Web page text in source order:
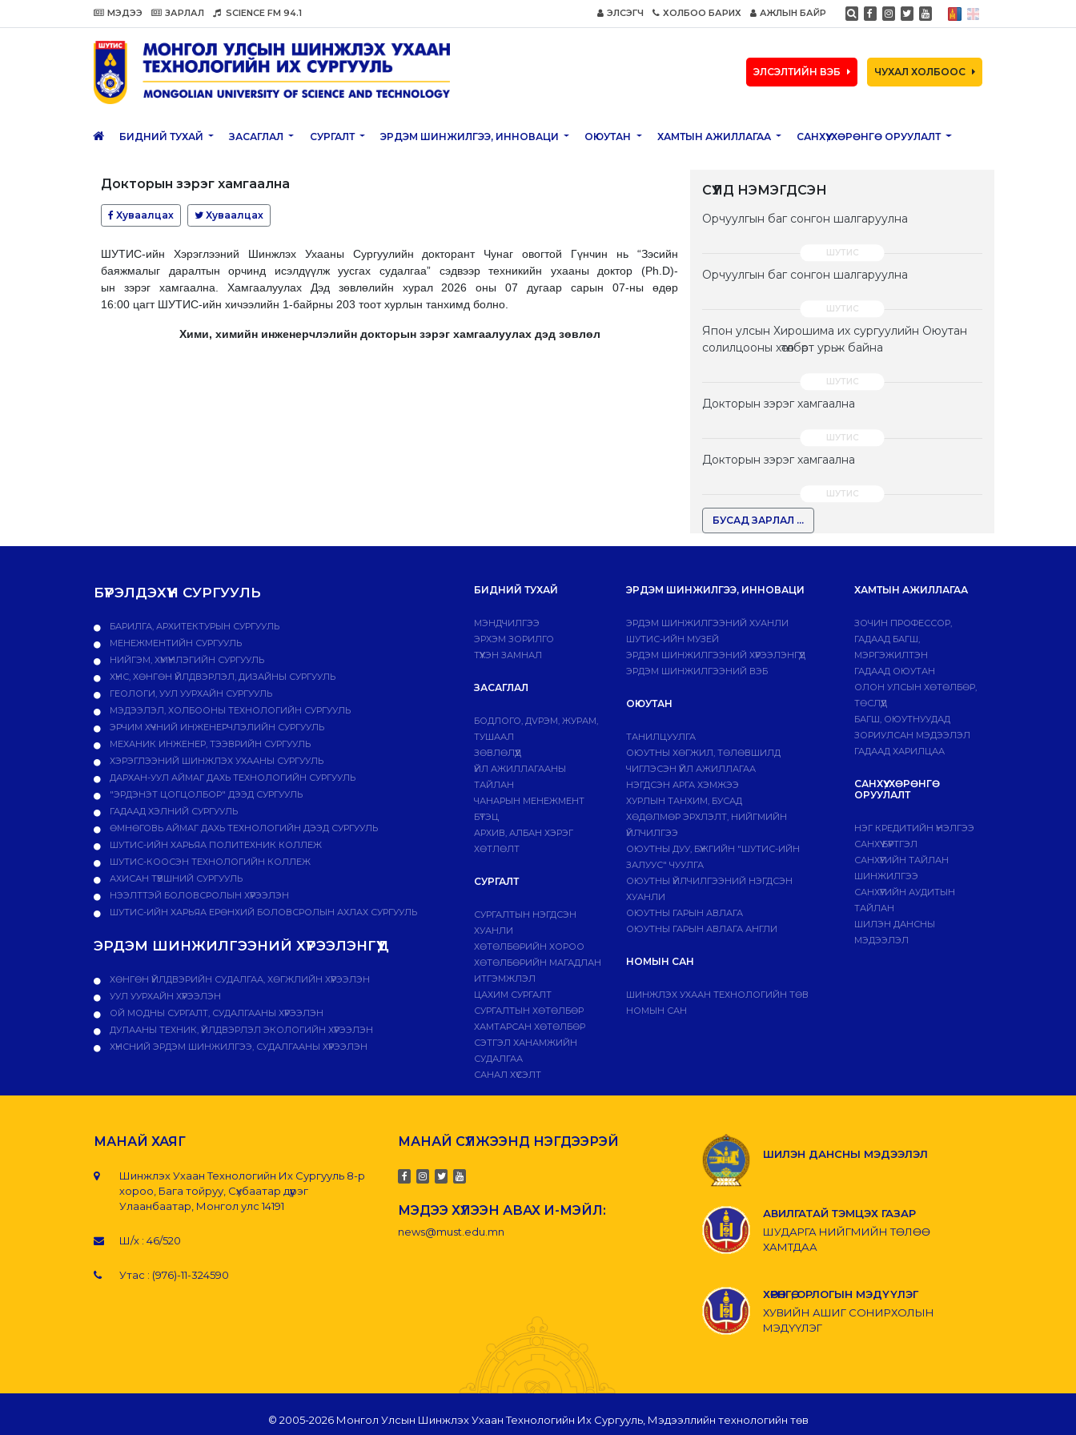
МЭДЭЭ ЗАРЛАЛ SCIENCE FM 94.1 ЭЛСЭГЧ ХОЛБОО БАРИХ АЖЛЫН БАЙР
ЭЛСЭЛТИЙН ВЭБ ЧУХАЛ ХОЛБООС
БИДНИЙ ТУХАЙ ЗАСАГЛАЛ СУРГАЛТ ЭРДЭМ ШИНЖИЛГЭЭ, ИННОВАЦИ ОЮУТАН ХАМТЫН АЖИЛЛАГАА САНХҮҮ, ХӨРӨНГӨ ОРУУЛАЛТ
Докторын зэрэг хамгаална
Хуваалцах Хуваалцах
ШУТИС-ийн Хэрэглээний Шинжлэх Ухааны Сургуулийн докторант Чунаг овогтой Гүнчин нь “Зэсийн
баяжмалыг даралтын орчинд исэлдүүлж уусгах судалгаа” сэдвээр техникийн ухааны доктор (Ph.D)-
ын зэрэг хамгаална. Хамгаалуулах Дэд зөвлөлийн хурал 2026 оны 07 дугаар сарын 07-ны өдөр
16:00 цагт ШУТИС-ийн хичээлийн 1-байрны 203 тоот хурлын танхимд болно.
Хими, химийн инженерчлэлийн докторын зэрэг хамгаалуулах дэд зөвлөл
СҮҮЛД НЭМЭГДСЭН
Орчуулгын баг сонгон шалгаруулна
Орчуулгын баг сонгон шалгаруулна
Япон улсын Хирошима их сургуулийн Оюутан
солилцооны хөтөлбөрт урьж байна
Докторын зэрэг хамгаална
Докторын зэрэг хамгаална
БУСАД ЗАРЛАЛ ...
БҮРЭЛДЭХҮҮН СУРГУУЛЬ
БАРИЛГА, АРХИТЕКТУРЫН СУРГУУЛЬ
МЕНЕЖМЕНТИЙН СУРГУУЛЬ
НИЙГЭМ, ХҮМҮҮНЛЭГИЙН СУРГУУЛЬ
ХҮНС, ХӨНГӨН ҮЙЛДВЭРЛЭЛ, ДИЗАЙНЫ СУРГУУЛЬ
ГЕОЛОГИ, УУЛ УУРХАЙН СУРГУУЛЬ
МЭДЭЭЛЭЛ, ХОЛБООНЫ ТЕХНОЛОГИЙН СУРГУУЛЬ
ЭРЧИМ ХҮЧНИЙ ИНЖЕНЕРЧЛЭЛИЙН СУРГУУЛЬ
МЕХАНИК ИНЖЕНЕР, ТЭЭВРИЙН СУРГУУЛЬ
ХЭРЭГЛЭЭНИЙ ШИНЖЛЭХ УХААНЫ СУРГУУЛЬ
ДАРХАН-УУЛ АЙМАГ ДАХЬ ТЕХНОЛОГИЙН СУРГУУЛЬ
"ЭРДЭНЭТ ЦОГЦОЛБОР" ДЭЭД СУРГУУЛЬ
ГАДААД ХЭЛНИЙ СУРГУУЛЬ
ӨМНӨГОВЬ АЙМАГ ДАХЬ ТЕХНОЛОГИЙН ДЭЭД СУРГУУЛЬ
ШУТИС-ИЙН ХАРЬЯА ПОЛИТЕХНИК КОЛЛЕЖ
ШУТИС-КООСЭН ТЕХНОЛОГИЙН КОЛЛЕЖ
АХИСАН ТҮВШНИЙ СУРГУУЛЬ
НЭЭЛТТЭЙ БОЛОВСРОЛЫН ХҮРЭЭЛЭН
ШУТИС-ИЙН ХАРЬЯА ЕРӨНХИЙ БОЛОВСРОЛЫН АХЛАХ СУРГУУЛЬ
ЭРДЭМ ШИНЖИЛГЭЭНИЙ ХҮРЭЭЛЭНГҮҮД
ХӨНГӨН ҮЙЛДВЭРИЙН СУДАЛГАА, ХӨГЖЛИЙН ХҮРЭЭЛЭН
УУЛ УУРХАЙН ХҮРЭЭЛЭН
ОЙ МОДНЫ СУРГАЛТ, СУДАЛГААНЫ ХҮРЭЭЛЭН
ДУЛААНЫ ТЕХНИК, ҮЙЛДВЭРЛЭЛ ЭКОЛОГИЙН ХҮРЭЭЛЭН
ХҮНСНИЙ ЭРДЭМ ШИНЖИЛГЭЭ, СУДАЛГААНЫ ХҮРЭЭЛЭН
БИДНИЙ ТУХАЙ
МЭНДЧИЛГЭЭ
ЭРХЭМ ЗОРИЛГО
ТҮҮХЭН ЗАМНАЛ
ЗАСАГЛАЛ
БОДЛОГО, ДVРЭМ, ЖУРАМ,
ТУШААЛ
ЗӨВЛӨЛҮҮД
ҮЙЛ АЖИЛЛАГААНЫ
ТАЙЛАН
ЧАНАРЫН МЕНЕЖМЕНТ
БҮТЭЦ
АРХИВ, АЛБАН ХЭРЭГ
ХӨТЛӨЛТ
СУРГАЛТ
СУРГАЛТЫН НЭГДСЭН
ХУАНЛИ
ХӨТӨЛБӨРИЙН ХОРОО
ХӨТӨЛБӨРИЙН МАГАДЛАН
ИТГЭМЖЛЭЛ
ЦАХИМ СУРГАЛТ
СУРГАЛТЫН ХӨТӨЛБӨР
ХАМТАРСАН ХӨТӨЛБӨР
СЭТГЭЛ ХАНАМЖИЙН
СУДАЛГАА
САНАЛ ХҮСЭЛТ
ЭРДЭМ ШИНЖИЛГЭЭ, ИННОВАЦИ
ЭРДЭМ ШИНЖИЛГЭЭНИЙ ХУАНЛИ
ШУТИС-ИЙН МУЗЕЙ
ЭРДЭМ ШИНЖИЛГЭЭНИЙ ХҮРЭЭЛЭНГҮҮД
ЭРДЭМ ШИНЖИЛГЭЭНИЙ ВЭБ
ОЮУТАН
ТАНИЛЦУУЛГА
ОЮУТНЫ ХӨГЖИЛ, ТӨЛӨВШИЛД
ЧИГЛЭСЭН ҮЙЛ АЖИЛЛАГАА
НЭГДСЭН АРГА ХЭМЖЭЭ
ХУРЛЫН ТАНХИМ, БУСАД
ХӨДӨЛМӨР ЭРХЛЭЛТ, НИЙГМИЙН
ҮЙЛЧИЛГЭЭ
ОЮУТНЫ ДУУ, БҮЖГИЙН "ШУТИС-ИЙН
ЗАЛУУС" ЧУУЛГА
ОЮУТНЫ ҮЙЛЧИЛГЭЭНИЙ НЭГДСЭН
ХУАНЛИ
ОЮУТНЫ ГАРЫН АВЛАГА
ОЮУТНЫ ГАРЫН АВЛАГА АНГЛИ
НОМЫН САН
ШИНЖЛЭХ УХААН ТЕХНОЛОГИЙН ТӨВ
НОМЫН САН
ХАМТЫН АЖИЛЛАГАА
ЗОЧИН ПРОФЕССОР,
ГАДААД БАГШ,
МЭРГЭЖИЛТЭН
ГАДААД ОЮУТАН
ОЛОН УЛСЫН ХӨТӨЛБӨР,
ТӨСЛҮҮД
БАГШ, ОЮУТНУУДАД
ЗОРИУЛСАН МЭДЭЭЛЭЛ
ГАДААД ХАРИЛЦАА
САНХҮҮ, ХӨРӨНГӨ
ОРУУЛАЛТ
НЭГ КРЕДИТИЙН ҮНЭЛГЭЭ
САНХҮҮ БҮРТГЭЛ
САНХҮҮГИЙН ТАЙЛАН
ШИНЖИЛГЭЭ
САНХҮҮГИЙН АУДИТЫН
ТАЙЛАН
ШИЛЭН ДАНСНЫ
МЭДЭЭЛЭЛ
МАНАЙ ХАЯГ
Шинжлэх Ухаан Технологийн Их Сургууль 8-р
хороо, Бага тойруу, Сүхбаатар дүүрэг
Улаанбаатар, Монгол улс 14191
Ш/х : 46/520
Утас : (976)-11-324590
МАНАЙ СҮЛЖЭЭНД НЭГДЭЭРЭЙ
МЭДЭЭ ХҮЛЭЭН АВАХ И-МЭЙЛ:
news@must.edu.mn
ШИЛЭН ДАНСНЫ МЭДЭЭЛЭЛ
АВИЛГАТАЙ ТЭМЦЭХ ГАЗАР
ШУДАРГА НИЙГМИЙН ТӨЛӨӨ
ХАМТДАА
ХӨРӨНГӨ, ОРЛОГЫН МЭДҮҮЛЭГ
ХУВИЙН АШИГ СОНИРХОЛЫН
МЭДҮҮЛЭГ
© 2005-2026 Монгол Улсын Шинжлэх Ухаан Технологийн Их Сургууль, Мэдээллийн технологийн төв